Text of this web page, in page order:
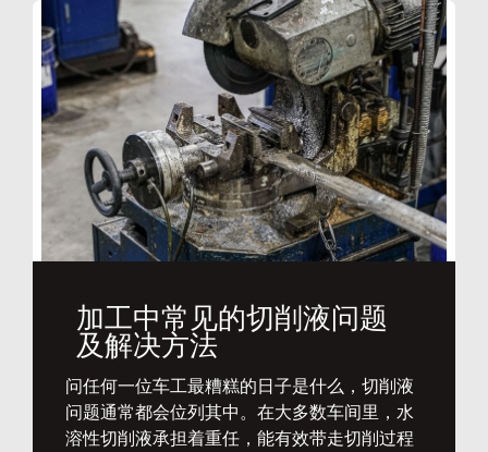
加工中常见的切削液问题
及解决方法
问任何一位车工最糟糕的日子是什么，切削液
问题通常都会位列其中。在大多数车间里，水
溶性切削液承担着重任，能有效带走切削过程